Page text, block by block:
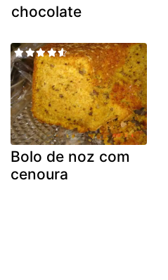
chocolate
Bolo de noz com
cenoura